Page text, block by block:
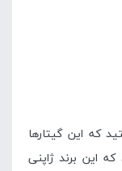
که این گیتارها
این برند ژاپنی